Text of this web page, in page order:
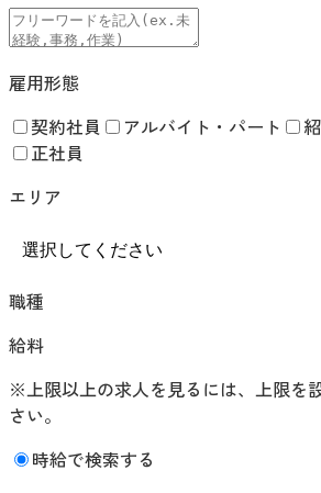
雇用形態
契約社員 アルバイト・パート
正社員
エリア
職種
給料
※上限以上の求人を見るには、上限を
さい。
時給で検索する